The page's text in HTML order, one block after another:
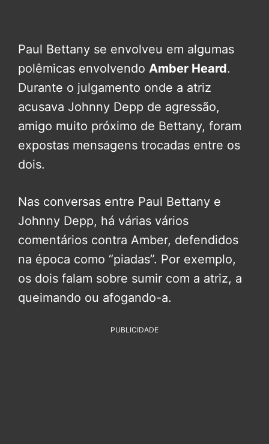
Paul Bettany se envolveu em algumas
polêmicas envolvendo Amber Heard.
Durante o julgamento onde a atriz
acusava Johnny Depp de agressão,
amigo muito próximo de Bettany, foram
expostas mensagens trocadas entre os
dois.
Nas conversas entre Paul Bettany e
Johnny Depp, há várias vários
comentários contra Amber, defendidos
na época como “piadas”. Por exemplo,
os dois falam sobre sumir com a atriz, a
queimando ou afogando-a.
PUBLICIDADE